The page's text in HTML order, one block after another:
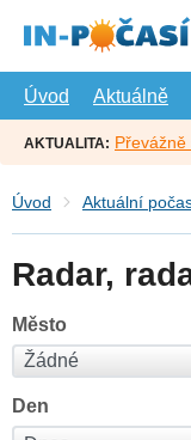
hlavní
Úvod
Aktuálně
AKTUALITA:
Úvod Aktuální
Radar,
Město
Den